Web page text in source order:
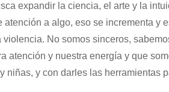
expandir la ciencia, el arte y la
a algo, eso se incrementa y
No somos sinceros,
atención y nuestra energía y que
niñas, y con darles las herramientas